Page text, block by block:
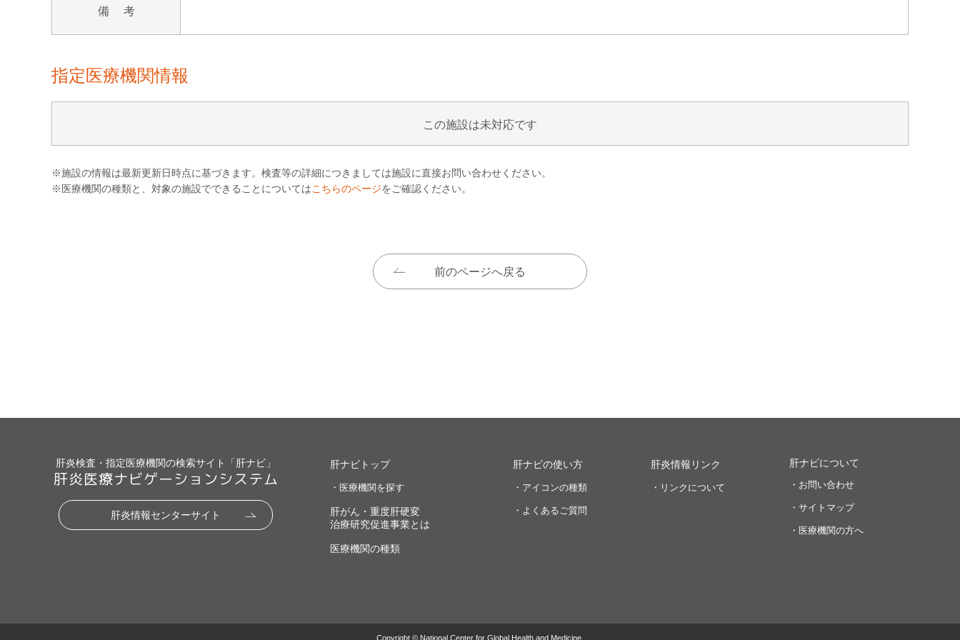
備 考
指定医療機関情報
この施設は未対応です
※施設の情報は最新更新日時点に基づきます。検査等の詳細につきましては施設に直接お問い合わせください。
※医療機関の種類と、対象の施設でできることについてはこちらのページをご確認ください。
前のページへ戻る
肝炎検査・指定医療機関の検索サイト「肝ナビ」
肝炎医療ナビゲーションシステム
肝炎情報センターサイト
肝ナビトップ
・医療機関を探す
肝がん・重度肝硬変
治療研究促進事業とは
医療機関の種類
肝ナビの使い方
・アイコンの種類
・よくあるご質問
肝炎情報リンク
・リンクについて
肝ナビについて
・お問い合わせ
・サイトマップ
・医療機関の方へ
Copyright © National Center for Global Health and Medicine.